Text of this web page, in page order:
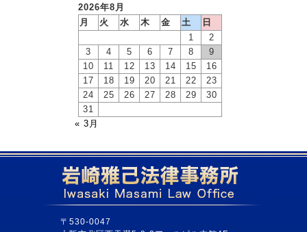
2026年8月
月
火 水 木 金 土
日
1
2
3
4 5 6 7 8
9
10
11 12 13 14 15
16
17
18 19 20 21 22
23
24
25 26 27 28 29
30
31
« 3月
〒530-0047